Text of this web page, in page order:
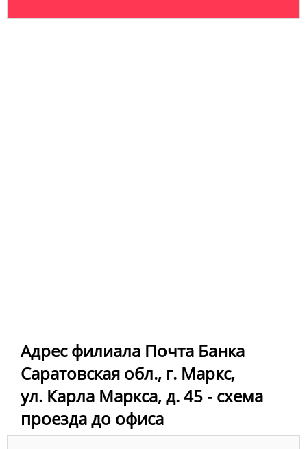
Адрес филиала Почта Банка
Саратовская обл., г. Маркс,
ул. Карла Маркса, д. 45 - схема
проезда до офиса